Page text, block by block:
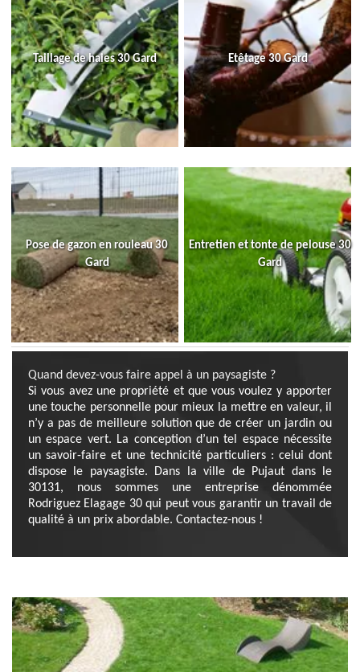
Taillage de haies 30 Gard Etêtage 30 Gard
Pose de gazon en rouleau 30
Gard
Entretien et tonte de pelouse 30
Gard
Quand devez-vous faire appel à un paysagiste ?
Si vous avez une propriété et que vous voulez y apporter
une touche personnelle pour mieux la mettre en valeur, il
n’y a pas de meilleure solution que de créer un jardin ou
un espace vert. La conception d’un tel espace nécessite
un savoir-faire et une technicité particuliers : celui dont
dispose le paysagiste. Dans la ville de Pujaut dans le
30131, nous sommes une entreprise dénommée
Rodriguez Elagage 30 qui peut vous garantir un travail de
qualité à un prix abordable. Contactez-nous !